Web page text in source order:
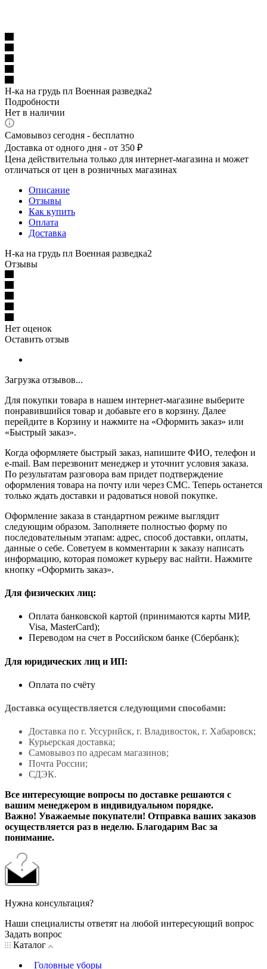
Н-ка на грудь пл Военная разведка2
Подробности
Нет в наличии
Самовывоз сегодня - бесплатно
Доставка от одного дня - от 350 ₽
Цена действительна только для интернет-магазина и может
отличаться от цен в розничных магазинах
Описание
Отзывы
Как купить
Оплата
Доставка
Н-ка на грудь пл Военная разведка2
Отзывы
Нет оценок
Оставить отзыв
Загрузка отзывов...
Для покупки товара в нашем интернет-магазине выберите
понравившийся товар и добавьте его в корзину. Далее
перейдите в Корзину и нажмите на «Оформить заказ» или
«Быстрый заказ».
Когда оформляете быстрый заказ, напишите ФИО, телефон и
e-mail. Вам перезвонит менеджер и уточнит условия заказа.
По результатам разговора вам придет подтверждение
оформления товара на почту или через СМС. Теперь останется
только ждать доставки и радоваться новой покупке.
Оформление заказа в стандартном режиме выглядит
следующим образом. Заполняете полностью форму по
последовательным этапам: адрес, способ доставки, оплаты,
данные о себе. Советуем в комментарии к заказу написать
информацию, которая поможет курьеру вас найти. Нажмите
кнопку «Оформить заказ».
Для физических лиц:
Оплата банковской картой (принимаются карты МИР,
Visa, MasterCard);
Переводом на счет в Российском банке (Сбербанк);
Для юридических лиц и ИП:
Оплата по счёту
Доставка осуществляется следующими способами:
Доставка по г. Уссурийск, г. Владивосток, г. Хабаровск;
Курьерская доставка;
Самовывоз по адресам магазинов;
Почта России;
СДЭК.
Все интересующие вопросы по доставке решаются с
вашим менеджером в индивидуальном порядке.
Важно! Уважаемые покупатели! Отправка ваших заказов
осуществляется раз в неделю. Благодарим Вас за
понимание.
Нужна консультация?
Наши специалисты ответят на любой интересующий вопрос
Задать вопрос
Каталог
Головные уборы